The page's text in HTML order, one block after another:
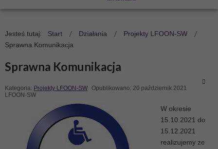
Jesteś tutaj: Start Działania
Projekty LFOON-SW
Sprawna Komunikacja
Sprawna Komunikacja
Kategoria: Projekty LFOON-SW Opublikowano: 20 październik 2021
LFOON-SW
W okresie
15.10.2021 do
15.12.2021
realizujemy ze